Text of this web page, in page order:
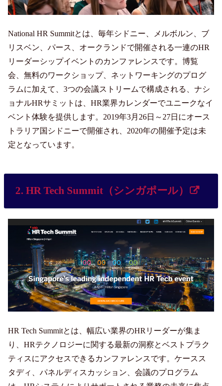
National HR Summitとは、毎年シドニー、メルボルン、ブ
リスベン、パース、オークランドで開催される一連のHR
リーダーシップイベントのカンファレンスです。博覧
会、無料のワークショップ、ネットワーキングのプログ
ラムに加えて、3つの会議ストリームで構成される、ナシ
ョナルHRサミットは、HR業界カレンダーでユニークなイ
ベント体験を提供します。2019年3月26日～27日にオース
トラリア国シドニーで開催され、2020年の開催予定は未
定となっています。
2. HR Tech Summit（シンガポール）
HR Tech Summitとは、幅広い業界のHRリーダーが集ま
り、HRテクノロジーに関する最新の洞察とベストプラク
ティスにアクセスできるカンファレンスです。ケースス
タディ、パネルディスカッション、会議のプログラム